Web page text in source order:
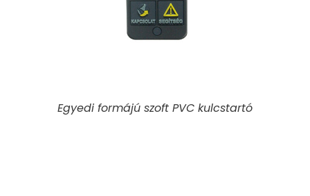
Egyedi formájú szoft PVC kulcstartó